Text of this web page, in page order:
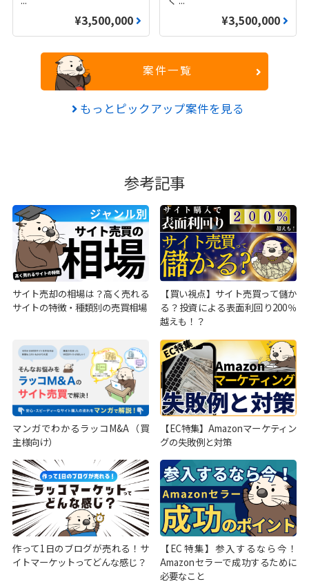
¥3,500,000 ¥3,500,000
案件一覧
もっとピックアップ案件を見る
参考記事
サイト売却の相場は？高く売れる
サイトの特徴・種類別の売買相場
【買い視点】サイト売買って儲か
る？投資による表面利回り200％
越えも！？
マンガでわかるラッコM&A（買
主様向け）
【EC特集】Amazonマーケティン
グの失敗例と対策
作って1日のブログが売れる！サ
イトマーケットってどんな感じ？
【EC特集】参入するなら今！
Amazonセラーで成功するために
必要なこと